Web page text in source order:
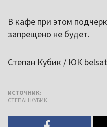
В кафе при этом
запрещено не будет.
Степан Кубик / ЮК
ИСТОЧНИК:
СТЕПАН КУБИК